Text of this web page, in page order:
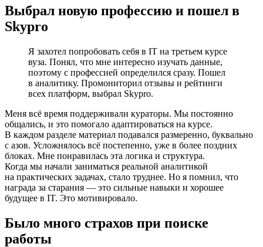
Выбрал новую профессию и пошел в
Skypro
Я захотел попробовать себя в IT на третьем курсе
вуза. Понял, что мне интересно изучать данные,
поэтому с профессией определился сразу. Пошел
в аналитику. Промониторил отзывы и рейтинги
всех платформ, выбрал Skypro.
Меня всё время поддерживали кураторы. Мы постоянно
общались, и это помогало адаптироваться на курсе.
В каждом разделе материал подавался размеренно, буквально
с азов. Усложнялось всё постепенно, уже в более поздних
блоках. Мне понравилась эта логика и структура.
Когда мы начали заниматься реальной аналитикой
на практических задачах, стало труднее. Но я помнил, что
награда за старания — это сильные навыки и хорошее
будущее в IT. Это мотивировало.
Было много страхов при поиске
работы